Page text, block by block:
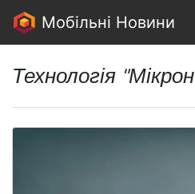
Мобільні Новини
Технологія "Мікрон